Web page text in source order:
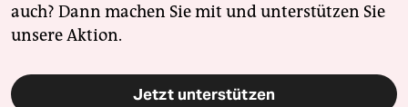
auch? Dann machen Sie mit und unterstützen Sie
unsere Aktion.
Jetzt unterstützen